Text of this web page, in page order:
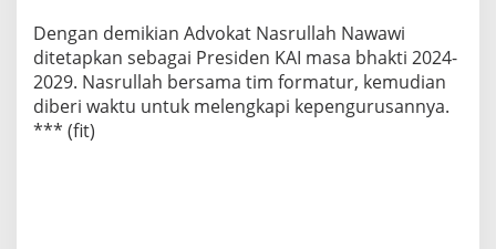
Dengan demikian Advokat Nasrullah Nawawi
ditetapkan sebagai Presiden KAI masa bhakti 2024-
2029. Nasrullah bersama tim formatur, kemudian
diberi waktu untuk melengkapi kepengurusannya.
*** (fit)